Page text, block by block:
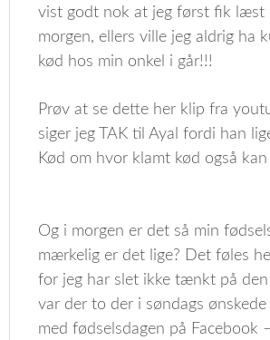
vist godt nok at jeg først fik læst
morgen, ellers ville jeg aldrig ha
kød hos min onkel i går!!!
Prøv at se dette her klip fra
siger jeg TAK til Ayal fordi han
Kød om hvor klamt kød også
Og i morgen er det så min
mærkelig er det lige? Det føles
for jeg har slet ikke tænkt på
var der to der i søndags
med fødselsdagen på Facebook